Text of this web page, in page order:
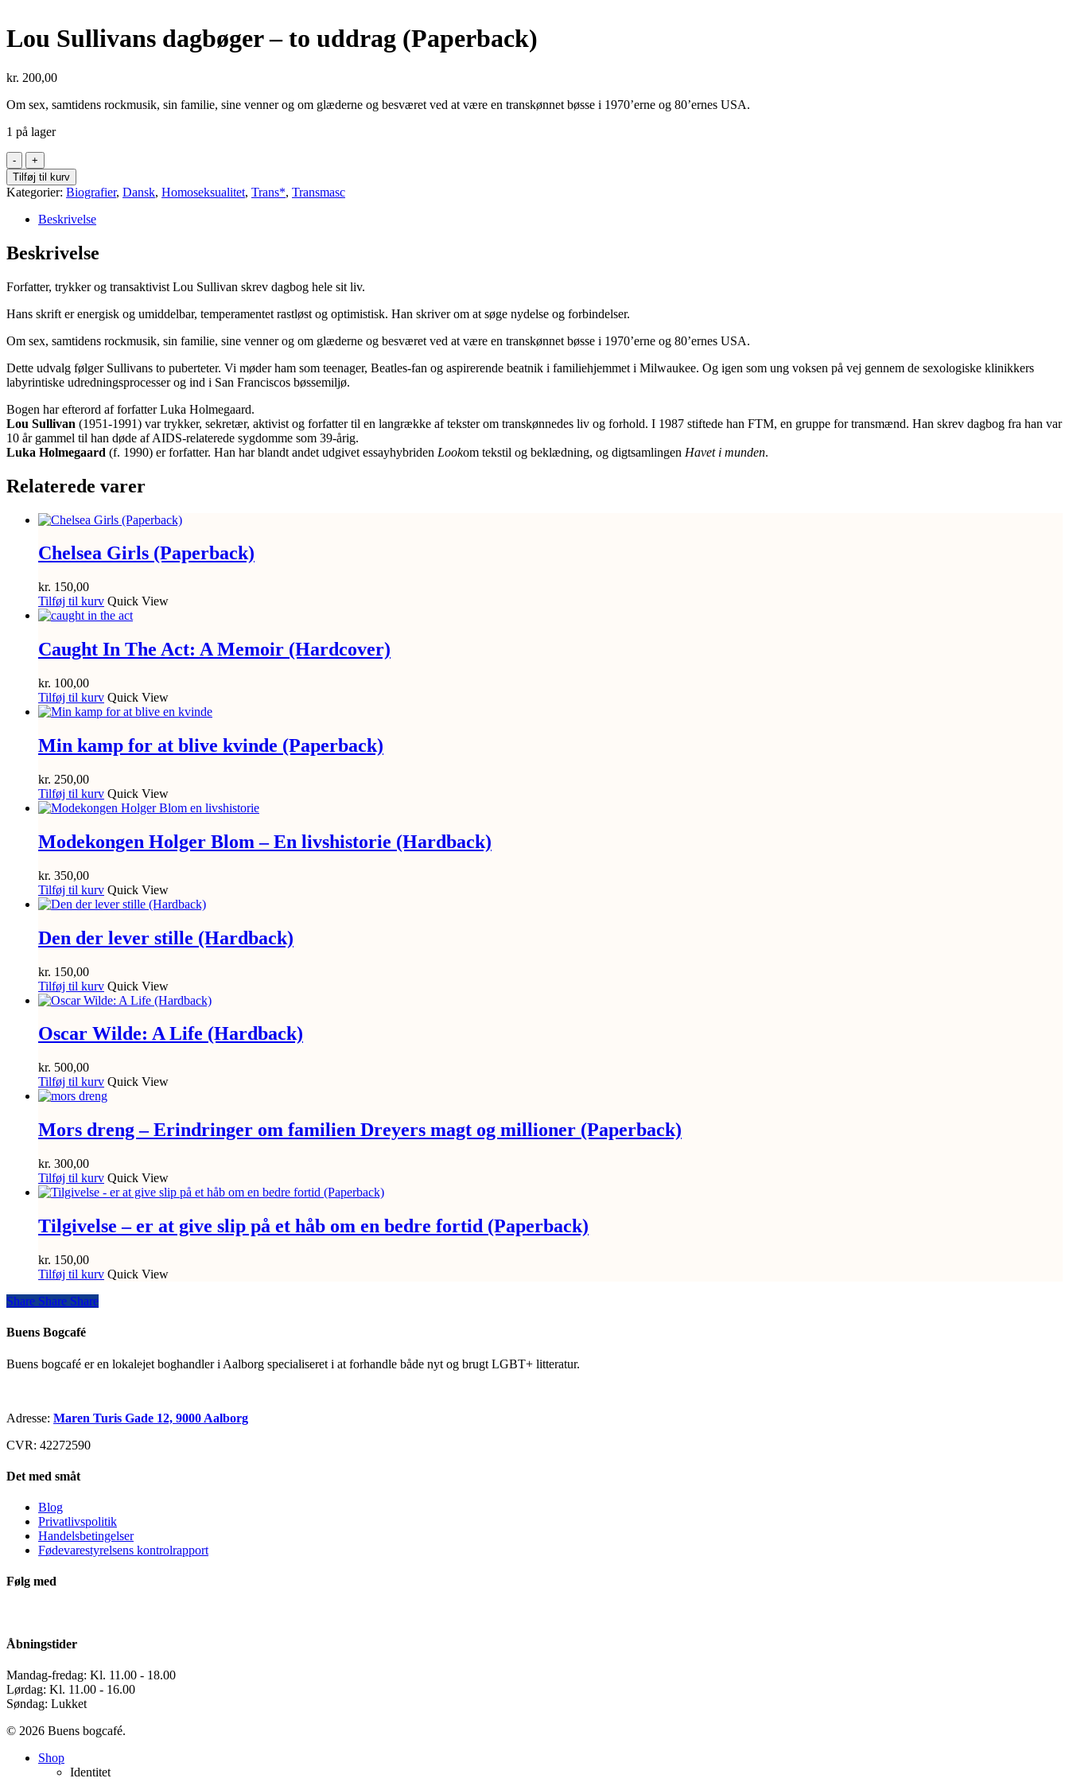
Lou Sullivans dagbøger – to uddrag (Paperback)
kr. 200,00
Om sex, samtidens rockmusik, sin familie, sine venner og om glæderne og besværet ved at være en transkønnet bøsse i 1970’erne og 80’ernes USA.
1 på lager
Lou
Sullivans
dagbøger
-
to
uddrag
(Paperback)
antal
Tilføj til kurv
Kategorier: Biografier, Dansk, Homoseksualitet, Trans*, Transmasc
Beskrivelse
Beskrivelse
Forfatter, trykker og transaktivist Lou Sullivan skrev dagbog hele sit liv.
Hans skrift er energisk og umiddelbar, temperamentet rastløst og optimistisk. Han skriver om at søge nydelse og forbindelser.
Om sex, samtidens rockmusik, sin familie, sine venner og om glæderne og besværet ved at være en transkønnet bøsse i 1970’erne og 80’ernes USA.
Dette udvalg følger Sullivans to puberteter. Vi møder ham som teenager, Beatles-fan og aspirerende beatnik i familiehjemmet i Milwaukee. Og igen som ung voksen på vej gennem de sexologiske klinikkers
labyrintiske udredningsprocesser og ind i San Franciscos bøssemiljø.
Bogen har efterord af forfatter Luka Holmegaard.
Lou Sullivan (1951-1991) var trykker, sekretær, aktivist og forfatter til en langrække af tekster om transkønnedes liv og forhold. I 1987 stiftede han FTM, en gruppe for transmænd. Han skrev dagbog fra han var
10 år gammel til han døde af AIDS-relaterede sygdomme som 39-årig.
Luka Holmegaard (f. 1990) er forfatter. Han har blandt andet udgivet essayhybriden Lookom tekstil og beklædning, og digtsamlingen Havet i munden.
Relaterede varer
Chelsea Girls (Paperback)
kr. 150,00
Tilføj til kurv Quick View
Caught In The Act: A Memoir (Hardcover)
kr. 100,00
Tilføj til kurv Quick View
Min kamp for at blive kvinde (Paperback)
kr. 250,00
Tilføj til kurv Quick View
Modekongen Holger Blom – En livshistorie (Hardback)
kr. 350,00
Tilføj til kurv Quick View
Den der lever stille (Hardback)
kr. 150,00
Tilføj til kurv Quick View
Oscar Wilde: A Life (Hardback)
kr. 500,00
Tilføj til kurv Quick View
Mors dreng – Erindringer om familien Dreyers magt og millioner (Paperback)
kr. 300,00
Tilføj til kurv Quick View
Tilgivelse – er at give slip på et håb om en bedre fortid (Paperback)
kr. 150,00
Tilføj til kurv Quick View
Share
Share Share Share
Buens Bogcafé
Buens bogcafé er en lokalejet boghandler i Aalborg specialiseret i at forhandle både nyt og brugt LGBT+ litteratur.
Adresse: Maren Turis Gade 12, 9000 Aalborg
CVR: 42272590
Det med småt
Blog
Privatlivspolitik
Handelsbetingelser
Fødevarestyrelsens kontrolrapport
Følg med
Åbningstider
Mandag-fredag: Kl. 11.00 - 18.00
Lørdag: Kl. 11.00 - 16.00
Søndag: Lukket
© 2026 Buens bogcafé.
Close
Shop
Identitet